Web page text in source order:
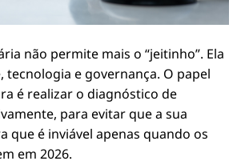
não permite mais o “jeitinho”. Ela
tecnologia e governança. O papel
é realizar o diagnóstico de
para evitar que a sua
que é inviável apenas quando os
em 2026.